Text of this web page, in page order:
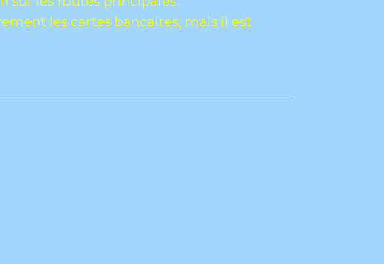
les cartes bancaires, mais il est